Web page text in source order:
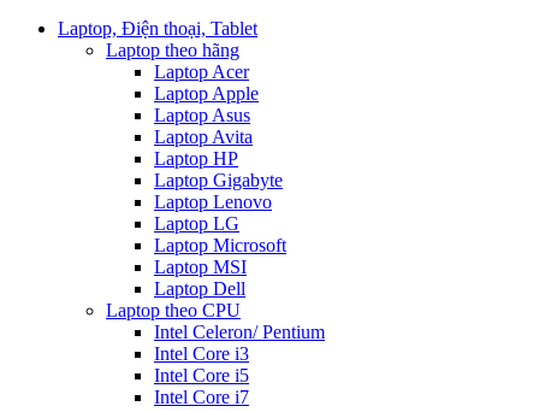
Laptop, Điện thoại, Tablet
Laptop theo hãng
Laptop Acer
Laptop Apple
Laptop Asus
Laptop Avita
Laptop HP
Laptop Gigabyte
Laptop Lenovo
Laptop LG
Laptop Microsoft
Laptop MSI
Laptop Dell
Laptop theo CPU
Intel Celeron/ Pentium
Intel Core i3
Intel Core i5
Intel Core i7